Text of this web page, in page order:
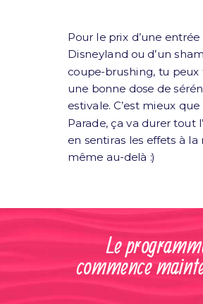
Pour le prix d’une entrée
Disneyland ou d’un
coupe-brushing, tu peux
une bonne dose de
estivale. C’est mieux
Parade, ça va durer tout
en sentiras les effets à la
même au-delà :)
Le
commence